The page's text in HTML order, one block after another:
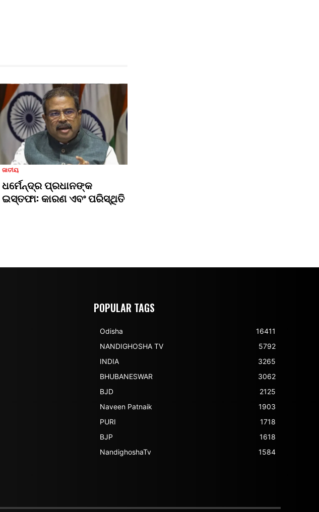
ଜାତୀୟ
ଧର୍ମେନ୍ଦ୍ର ପ୍ରଧାନଙ୍କ
ଇସ୍ତଫା: କାରଣ ଏବଂ ପରିସ୍ଥିତି
POPULAR TAGS
Odisha
16411
NANDIGHOSHA TV
5792
INDIA
3265
BHUBANESWAR
3062
BJD
2125
Naveen Patnaik
1903
PURI
1718
BJP
1618
NandighoshaTv
1584